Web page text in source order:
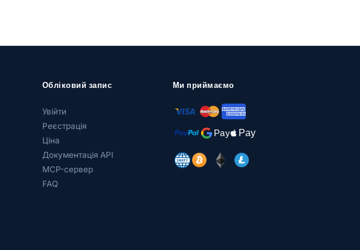
Обліковий запис
Увійти
Реєстрація
Ціна
Документація API
MCP-сервер
FAQ
Ми приймаємо